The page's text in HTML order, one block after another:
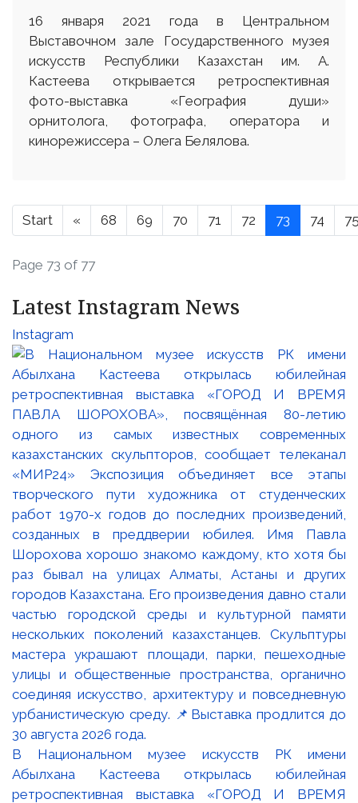
16 января 2021 года в Центральном
Выставочном зале Государственного музея
искусств Республики Казахстан им. А.
Кастеева открывается ретроспективная
фото-выставка «География души»
орнитолога, фотографа, оператора и
кинорежиссера – Олега Белялова.
Start « 68 69 70 71 72 73 74
Page 73 of 77
Latest Instagram News
Instagram
В Национальном музее искусств РК имени
Абылхана Кастеева открылась юбилейная
ретроспективная выставка «ГОРОД И ВРЕМЯ